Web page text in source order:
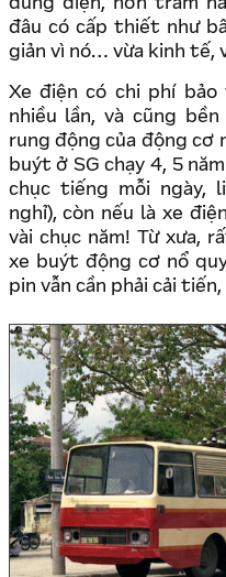
dùng điện, hơn trăm
đâu có cấp thiết như
giản vì nó… vừa kinh tế,
Xe điện có chi phí
nhiều lần, và cũng
rung động của động cơ
buýt ở SG chạy 4, 5
chục tiếng mỗi ngày,
nghỉ), còn nếu là xe
vài chục năm! Từ xưa,
xe buýt động cơ nổ
pin vẫn cần phải cải